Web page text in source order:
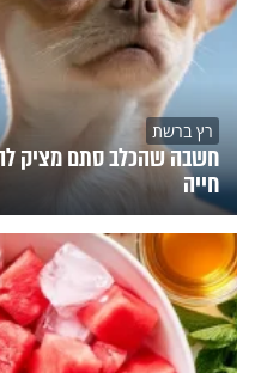
רץ ברשת
חשבה שהכלב סתם מציק
חייה